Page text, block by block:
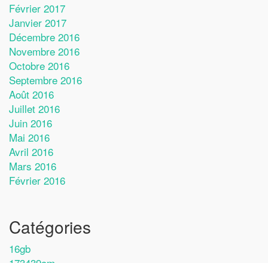
Février 2017
Janvier 2017
Décembre 2016
Novembre 2016
Octobre 2016
Septembre 2016
Août 2016
Juillet 2016
Juin 2016
Mai 2016
Avril 2016
Mars 2016
Février 2016
Catégories
16gb